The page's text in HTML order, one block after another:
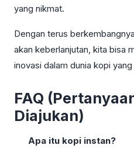
yang nikmat.
Dengan terus
akan keberlanjutan, kita bisa
inovasi dalam dunia kopi
FAQ
Diajukan)
Apa itu kopi instan?